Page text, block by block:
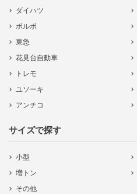
ダイハツ
ボルボ
東急
花見台自動車
トレモ
ユソーキ
アンチコ
サイズで探す
小型
増トン
その他